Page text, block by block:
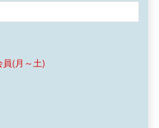
員(月～土)